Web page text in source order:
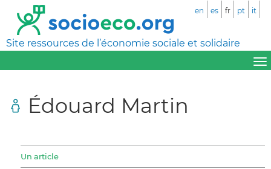
Site ressources de l’économie sociale et solidaire
en es fr pt it
Édouard Martin
Un article